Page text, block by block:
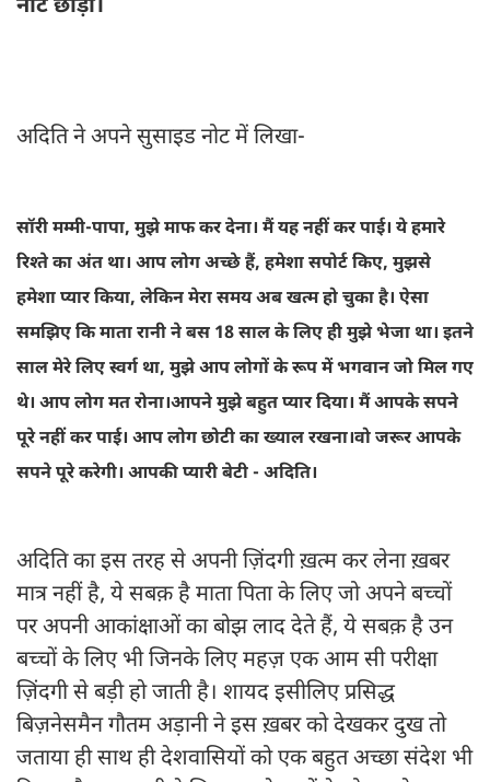
नोट छोड़ा।
अदिति ने अपने सुसाइड नोट में लिखा-
सॉरी मम्मी-पापा, मुझे माफ कर देना। मैं यह नहीं कर पाई। ये हमारे
रिश्ते का अंत था। आप लोग अच्छे हैं, हमेशा सपोर्ट किए, मुझसे
हमेशा प्यार किया, लेकिन मेरा समय अब खत्म हो चुका है। ऐसा
समझिए कि माता रानी ने बस 18 साल के लिए ही मुझे भेजा था। इतने
साल मेरे लिए स्वर्ग था, मुझे आप लोगों के रूप में भगवान जो मिल गए
थे। आप लोग मत रोना।आपने मुझे बहुत प्यार दिया। मैं आपके सपने
पूरे नहीं कर पाई। आप लोग छोटी का ख्याल रखना।वो जरूर आपके
सपने पूरे करेगी। आपकी प्यारी बेटी - अदिति।
अदिति का इस तरह से अपनी ज़िंदगी ख़त्म कर लेना ख़बर
मात्र नहीं है, ये सबक़ है माता पिता के लिए जो अपने बच्चों
पर अपनी आकांक्षाओं का बोझ लाद देते हैं, ये सबक़ है उन
बच्चों के लिए भी जिनके लिए महज़ एक आम सी परीक्षा
ज़िंदगी से बड़ी हो जाती है। शायद इसीलिए प्रसिद्ध
बिज़नेसमैन गौतम अड़ानी ने इस ख़बर को देखकर दुख तो
जताया ही साथ ही देशवासियों को एक बहुत अच्छा संदेश भी